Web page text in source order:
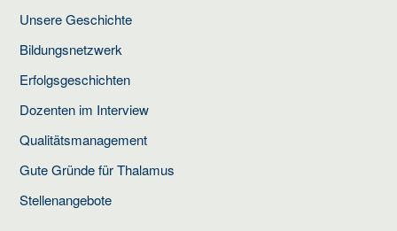
Unsere Geschichte
Bildungsnetzwerk
Erfolgsgeschichten
Dozenten im Interview
Qualitätsmanagement
Gute Gründe für Thalamus
Stellenangebote